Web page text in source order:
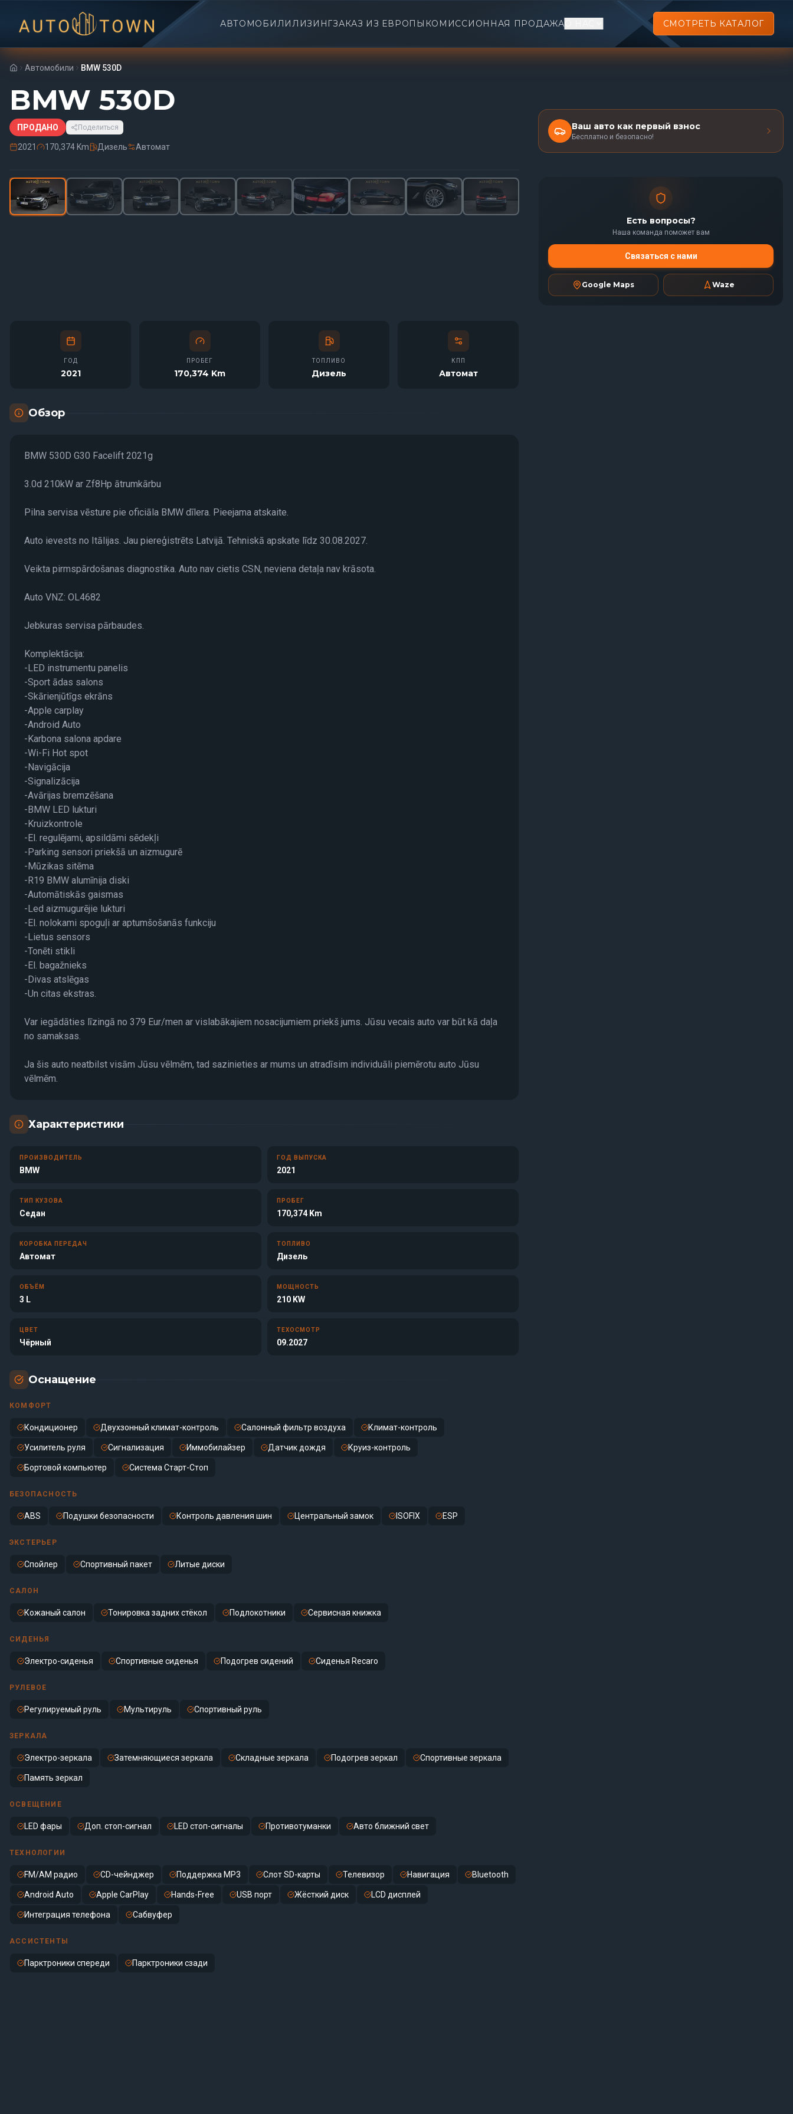
АВТОМОБИЛИЛИЗИНГЗАКАЗ ИЗ ЕВРОПЫ КОМИССИОННАЯ ПРОДАЖА СМОТРЕТЬ КАТАЛОГ
Автомобили BMW 530D
BMW 530D
ПРОДАНО Поделиться
2021 170,374 Km Дизель Автомат
Ваш авто как первый взнос
Бесплатно и безопасно!
Есть вопросы?
Наша команда поможет вам
Связаться с нами
Google Maps Waze
ГОД
2021
ПРОБЕГ
170,374 Km
ТОПЛИВО
Дизель
КПП
Автомат
Обзор
BMW 530D G30 Facelift 2021g
3.0d 210kW ar Zf8Hp ātrumkārbu
Pilna servisa vēsture pie oficiāla BMW dīlera. Pieejama atskaite.
Auto ievests no Itālijas. Jau piereģistrēts Latvijā. Tehniskā apskate līdz 30.08.2027.
Veikta pirmspārdošanas diagnostika. Auto nav cietis CSN, neviena detaļa nav krāsota.
Auto VNZ: OL4682
Jebkuras servisa pārbaudes.
Komplektācija:
-LED instrumentu panelis
-Sport ādas salons
-Skārienjūtīgs ekrāns
-Apple carplay
-Android Auto
-Karbona salona apdare
-Wi-Fi Hot spot
-Navigācija
-Signalizācija
-Avārijas bremzēšana
-BMW LED lukturi
-Kruizkontrole
-El. regulējami, apsildāmi sēdekļi
-Parking sensori priekšā un aizmugurē
-Mūzikas sitēma
-R19 BMW alumīnija diski
-Automātiskās gaismas
-Led aizmugurējie lukturi
-El. nolokami spoguļi ar aptumšošanās funkciju
-Lietus sensors
-Tonēti stikli
-El. bagažnieks
-Divas atslēgas
-Un citas ekstras.
Var iegādāties līzingā no 379 Eur/men ar vislabākajiem nosacijumiem priekš jums. Jūsu vecais auto var būt kā daļa
no samaksas.
Ja šis auto neatbilst visām Jūsu vēlmēm, tad sazinieties ar mums un atradīsim individuāli piemērotu auto Jūsu
vēlmēm.
Характеристики
ПРОИЗВОДИТЕЛЬ
BMW
ГОД ВЫПУСКА
2021
ТИП КУЗОВА
Седан
ПРОБЕГ
170,374 Km
КОРОБКА ПЕРЕДАЧ
Автомат
ТОПЛИВО
Дизель
ОБЪЁМ
3 L
МОЩНОСТЬ
210 KW
ЦВЕТ
Чёрный
ТЕХОСМОТР
09.2027
Оснащение
КОМФОРТ
Кондиционер Двухзонный климат-контроль Салонный фильтр воздуха Климат-контроль
Усилитель руля Сигнализация Иммобилайзер Датчик дождя Круиз-контроль
Бортовой компьютер Система Старт-Стоп
БЕЗОПАСНОСТЬ
ABS Подушки безопасности Контроль давления шин Центральный замок ISOFIX ESP
ЭКСТЕРЬЕР
Спойлер Спортивный пакет Литые диски
САЛОН
Кожаный салон Тонировка задних стёкол Подлокотники Сервисная книжка
СИДЕНЬЯ
Электро-сиденья Спортивные сиденья Подогрев сидений Сиденья Recaro
РУЛЕВОЕ
Регулируемый руль Мультируль Спортивный руль
ЗЕРКАЛА
Электро-зеркала Затемняющиеся зеркала Складные зеркала Подогрев зеркал Спортивные зеркала
Память зеркал
ОСВЕЩЕНИЕ
LED фары Доп. стоп-сигнал LED стоп-сигналы Противотуманки Авто ближний свет
ТЕХНОЛОГИИ
FM/AM радио CD-чейнджер Поддержка MP3 Слот SD-карты Телевизор Навигация Bluetooth
Android Auto Apple CarPlay Hands-Free USB порт Жёсткий диск LCD дисплей
Интеграция телефона Сабвуфер
АССИСТЕНТЫ
Парктроники спереди Парктроники сзади